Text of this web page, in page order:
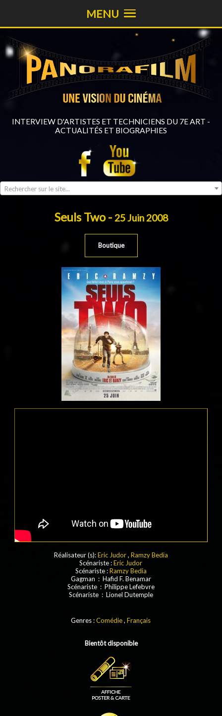
INTERVIEW D'ARTISTES ET TECHNICIENS DU 7E ART -
ACTUALITÉS ET BIOGRAPHIES
Rechercher sur le site...
MENU
Seuls Two - 25 Juin 2008
Boutique
Réalisateur (s):Eric Judor, Ramzy Bedia
Scénariste :Eric Judor
Scénariste :Ramzy Bedia
Gagman : Hafid F. Benamar
Scénariste : Philippe Lefebvre
Scénariste : Lionel Dutemple
Genres :Comédie,Français
Bientôt disponible